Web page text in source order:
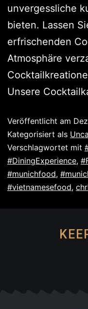
unvergessliche
bieten. Lassen
erfrischenden
Atmosphäre
Unsere
Veröffentlicht am
Kategorisiert als
Verschlagwortet mit
#DiningExperience,
#munichfood,
#vietnamesefood,